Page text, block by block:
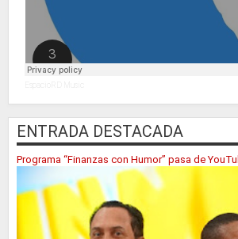
ENTRADA DESTACADA
Programa “Finanzas con Humor” pasa de